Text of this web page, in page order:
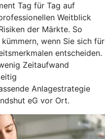
Tag für Tag auf
Weitblick
der Märkte. So
wenn Sie sich für
entscheiden.
Zeitaufwand
Anlagestrategie
eG vor Ort.